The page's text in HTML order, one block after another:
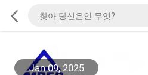
Jan 09, 2025